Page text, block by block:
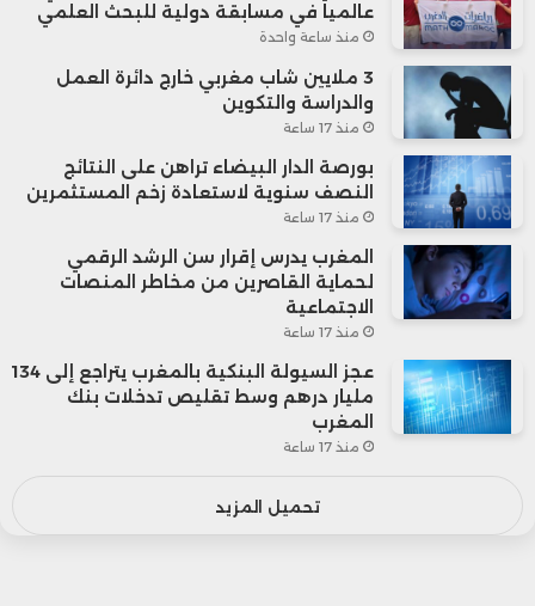
عالمياً في مسابقة دولية للبحث العلمي
منذ ساعة واحدة
3 ملايين شاب مغربي خارج دائرة العمل
والدراسة والتكوين
منذ 17 ساعة
بورصة الدار البيضاء تراهن على النتائج
النصف سنوية لاستعادة زخم المستثمرين
منذ 17 ساعة
المغرب يدرس إقرار سن الرشد الرقمي
لحماية القاصرين من مخاطر المنصات
الاجتماعية
منذ 17 ساعة
عجز السيولة البنكية بالمغرب يتراجع إلى 134
مليار درهم وسط تقليص تدخلات بنك
المغرب
منذ 17 ساعة
تحميل المزيد